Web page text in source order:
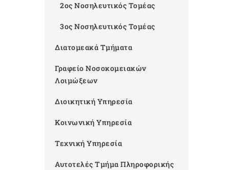
2ος Νοσηλευτικός Τομέας
3ος Νοσηλευτικός Τομέας
Διατομεακά Τμήματα
Γραφείο Νοσοκομειακών
Λοιμώξεων
Διοικητική Υπηρεσία
Κοινωνική Υπηρεσία
Τεχνική Υπηρεσία
Αυτοτελές Τμήμα Πληροφορικής